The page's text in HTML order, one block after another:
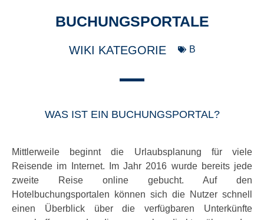
BUCHUNGSPORTALE
WIKI KATEGORIE B
WAS IST EIN BUCHUNGSPORTAL?
Mittlerweile beginnt die Urlaubsplanung für viele
Reisende im Internet. Im Jahr 2016 wurde bereits jede
zweite Reise online gebucht. Auf den
Hotelbuchungsportalen können sich die Nutzer schnell
einen Überblick über die verfügbaren Unterkünfte